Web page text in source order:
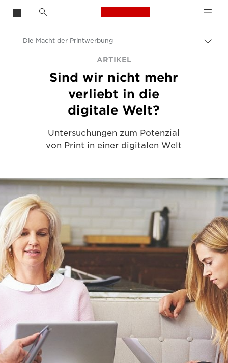
Canon Logo, back
Auf
Lösungen & Dienstleistungen
Business-Insights - B2B & Branchen-News
Unternehmens- und professionelle Artikel
Die Macht der Printwerbung
ARTIKEL
Sind wir nicht mehr
verliebt in die
digitale Welt?
Untersuchungen zum Potenzial
von Print in einer digitalen Welt